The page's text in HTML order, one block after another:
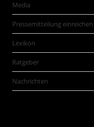
Media
Pressemitteilung einreichen
Lexikon
Ratgeber
Nachrichten